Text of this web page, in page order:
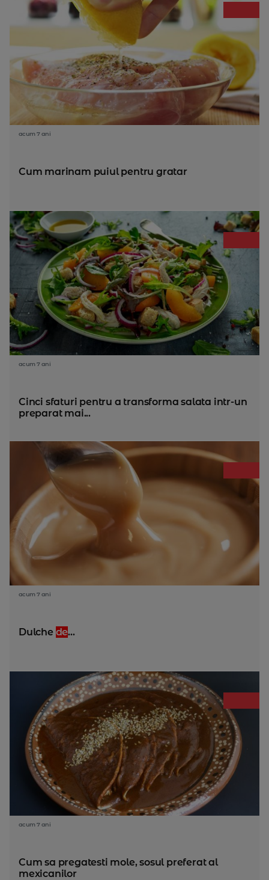
acum 7 ani
Cum marinam puiul pentru gratar
acum 7 ani
Cinci sfaturi pentru a transforma salata intr-un
preparat mai...
acum 7 ani
Dulche de...
acum 7 ani
Cum sa pregatesti mole, sosul preferat al
mexicanilor